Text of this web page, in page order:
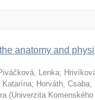
anatomy and
Lenka;
Katarína; Horváth, Csaba;
(Univerzita